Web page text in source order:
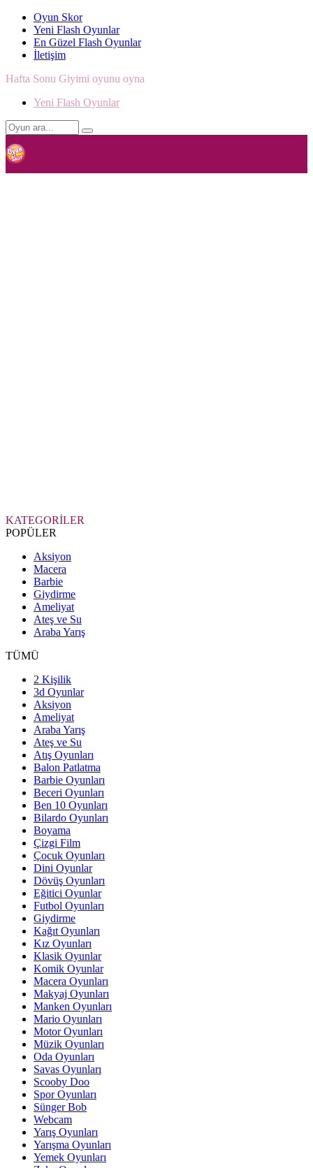
Oyun Skor
Yeni Flash Oyunlar
En Güzel Flash Oyunlar
İletişim
Hafta Sonu Giyimi oyunu oyna
Yeni Flash Oyunlar
KATEGORİLER
POPÜLER
Aksiyon
Macera
Barbie
Giydirme
Ameliyat
Ateş ve Su
Araba Yarış
TÜMÜ
2 Kişilik
3d Oyunlar
Aksiyon
Ameliyat
Araba Yarış
Ateş ve Su
Atış Oyunları
Balon Patlatma
Barbie Oyunları
Beceri Oyunları
Ben 10 Oyunları
Bilardo Oyunları
Boyama
Çizgi Film
Çocuk Oyunları
Dini Oyunlar
Dövüş Oyunları
Eğitici Oyunlar
Futbol Oyunları
Giydirme
Kağıt Oyunları
Kız Oyunları
Klasik Oyunlar
Komik Oyunlar
Macera Oyunları
Makyaj Oyunları
Manken Oyunları
Mario Oyunları
Motor Oyunları
Müzik Oyunları
Oda Oyunları
Savas Oyunları
Scooby Doo
Spor Oyunları
Sünger Bob
Webcam
Yarış Oyunları
Yarışma Oyunları
Yemek Oyunları